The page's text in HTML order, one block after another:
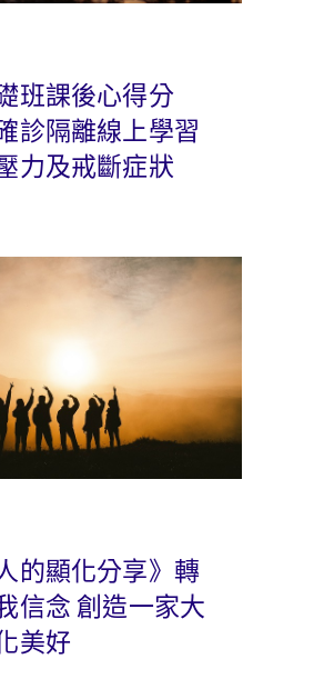
班課後心得分
診隔離線上學習
力及戒斷症狀
的顯化分享》轉
信念 創造一家大
美好